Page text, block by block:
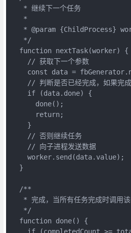
   * 继续下一个任务
   *
* @param {ChildProcess}
   */
  function nextTask(worker) {
    // 获取下一个参数
const data =
// 判断是否已经完成，如果完
    if (data.done) {
      done();
      return;
    }
    // 否则继续任务
    // 向子进程发送数据
    worker.send(data.value);
  }
  /**
* 完成，当所有任务完成时调用
   */
  function done() {
if (completedCount >=